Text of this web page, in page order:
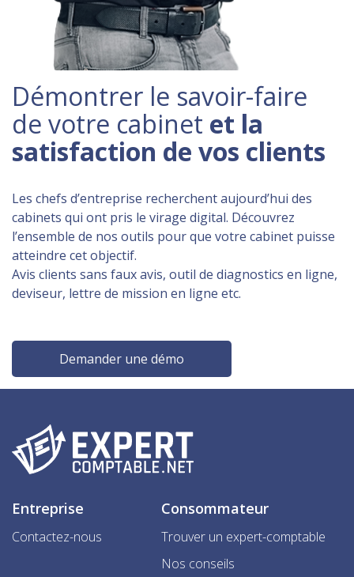
Démontrer le savoir-faire
de votre cabinet et la
satisfaction de vos clients
Les chefs d’entreprise recherchent aujourd’hui des
cabinets qui ont pris le virage digital. Découvrez
l’ensemble de nos outils pour que votre cabinet puisse
atteindre cet objectif.
Avis clients sans faux avis, outil de diagnostics en ligne,
deviseur, lettre de mission en ligne etc.
Demander une démo
Entreprise
Contactez-nous
Consommateur
Trouver un expert-comptable
Nos conseils